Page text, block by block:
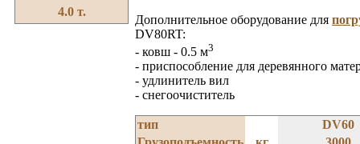
4.0 т.
Дополнительное оборудование для
DV80RT:
- ковш - 0.5 м3
- приспособление для деревянного
- удлинитель вил
- снегоочиститель
тип
DV60